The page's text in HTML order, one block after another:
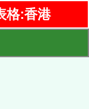
格:香港